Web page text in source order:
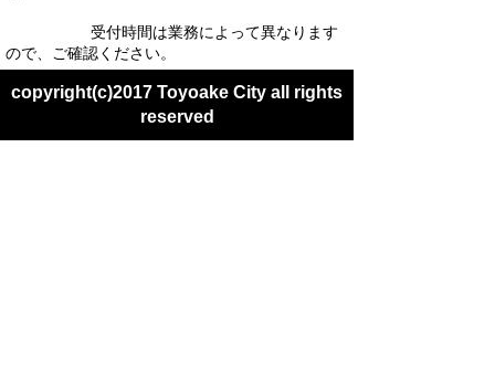
受付時間は業務によって異なります
ので、ご確認ください。
copyright(c)2017 Toyoake City all rights
reserved